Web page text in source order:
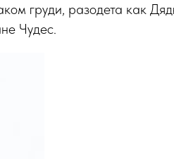
груди, разодета как
Чудес.